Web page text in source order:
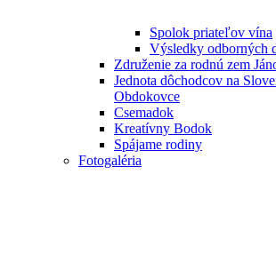
Spolok priateľov vína
Výsledky odborných
Združenie za rodnú zem
Jednota dôchodcov na
Obdokovce
Csemadok
Kreatívny Bodok
Spájame rodiny
Fotogaléria